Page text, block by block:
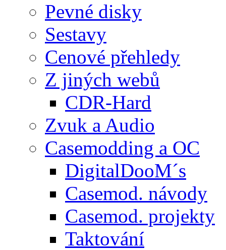
Pevné disky
Sestavy
Cenové přehledy
Z jiných webů
CDR-Hard
Zvuk a Audio
Casemodding a OC
DigitalDooM´s
Casemod. návody
Casemod. projekty
Taktování